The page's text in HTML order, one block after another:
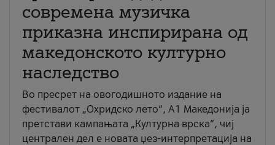
современа музичка
приказна инспирирана од
македонското културно
наследство
Во пресрет на овогодишното издание на
фестивалот „Охридско лето“, А1 Македонија ја
претстави кампањата „Културна врска“, чиј
централен дел е новата џез-интерпретација на